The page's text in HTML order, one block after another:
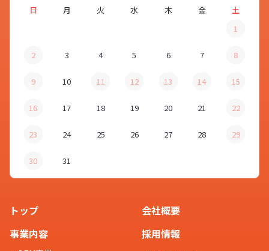
日 月 火 水 木 金
土
1
2 3 4 5 6 7 8
9 10 11 12 13 14 15
16 17 18 19 20 21 22
23 24 25 26 27 28 29
30 31
トップ
事業内容
会社概要
採用情報